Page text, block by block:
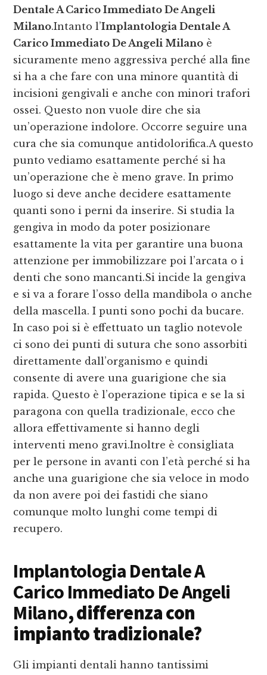
Dentale A Carico Immediato De Angeli
Milano.Intanto l’Implantologia Dentale A
Carico Immediato De Angeli Milano è
sicuramente meno aggressiva perché alla fine
si ha a che fare con una minore quantità di
incisioni gengivali e anche con minori trafori
ossei. Questo non vuole dire che sia
un’operazione indolore. Occorre seguire una
cura che sia comunque antidolorifica.A questo
punto vediamo esattamente perché si ha
un’operazione che è meno grave. In primo
luogo si deve anche decidere esattamente
quanti sono i perni da inserire. Si studia la
gengiva in modo da poter posizionare
esattamente la vita per garantire una buona
attenzione per immobilizzare poi l’arcata o i
denti che sono mancanti.Si incide la gengiva
e si va a forare l’osso della mandibola o anche
della mascella. I punti sono pochi da bucare.
In caso poi si è effettuato un taglio notevole
ci sono dei punti di sutura che sono assorbiti
direttamente dall’organismo e quindi
consente di avere una guarigione che sia
rapida. Questo è l’operazione tipica e se la si
paragona con quella tradizionale, ecco che
allora effettivamente si hanno degli
interventi meno gravi.Inoltre è consigliata
per le persone in avanti con l’età perché si ha
anche una guarigione che sia veloce in modo
da non avere poi dei fastidi che siano
comunque molto lunghi come tempi di
recupero.
Implantologia Dentale A
Carico Immediato De Angeli
Milano, differenza con
impianto tradizionale?
Gli impianti dentali hanno tantissimi